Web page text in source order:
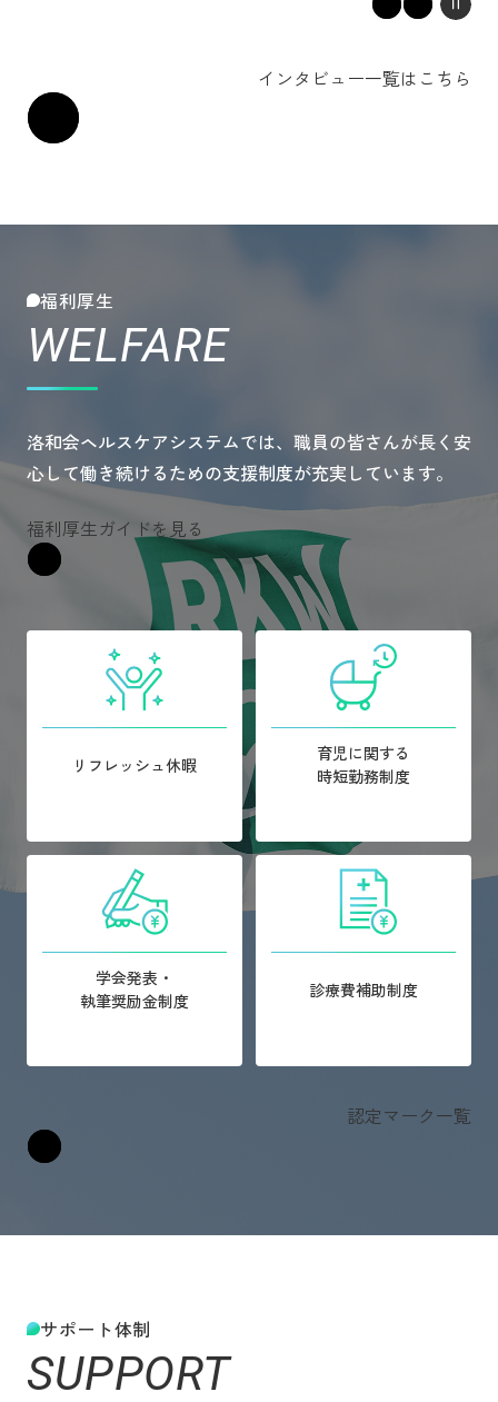
インタビュー一覧はこちら
福利厚生
WELFARE
洛和会ヘルスケアシステムでは、職員の皆さんが長く安
心して働き続けるための支援制度が充実しています。
福利厚生ガイドを見る
リフレッシュ休暇
育児に関する
時短勤務制度
学会発表・
執筆奨励金制度
診療費補助制度
認定マーク一覧
サポート体制
SUPPORT